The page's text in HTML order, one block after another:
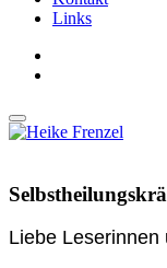
Links
Liebe Leserinnen